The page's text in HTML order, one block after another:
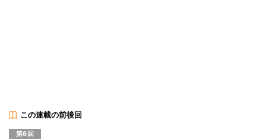
この連載の前後回
第6回